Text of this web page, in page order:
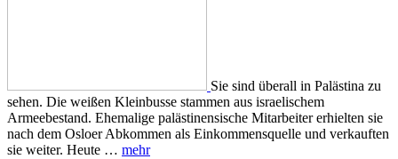
Sie sind überall in Palästina zu
sehen. Die weißen Kleinbusse stammen aus israelischem
Armeebestand. Ehemalige palästinensische Mitarbeiter erhielten sie
nach dem Osloer Abkommen als Einkommensquelle und verkauften
sie weiter. Heute … mehr